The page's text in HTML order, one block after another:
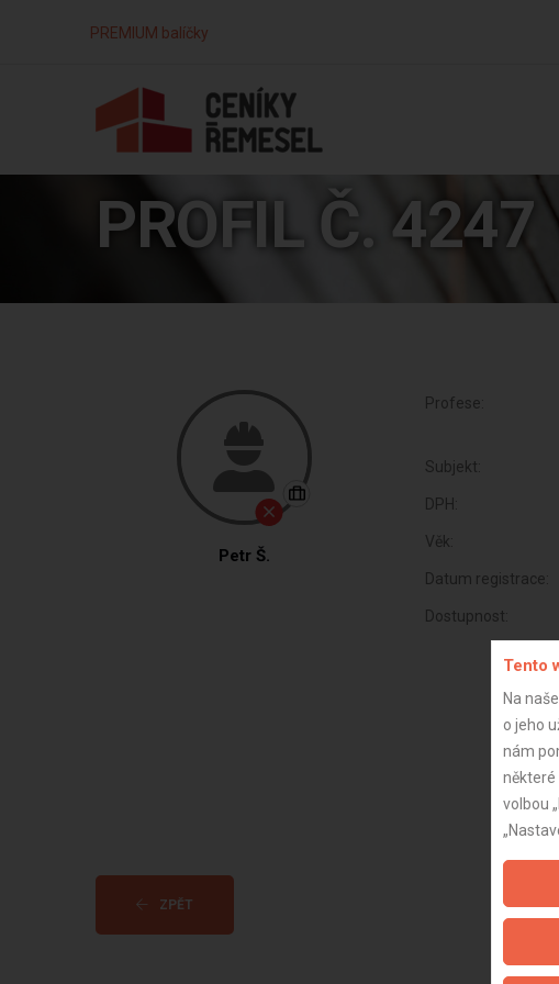
PREMIUM balíčky
PROFIL Č. 4247
Petr Š.
Profese:
Subjekt:
DPH:
Věk:
Datum registrace:
Dostupnost:
ZPĚT
Tento
Na
o jeho
nám
některé
volbou